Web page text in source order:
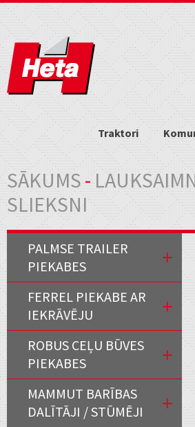
Traktori
Jūs atrodaties šeit
SĀKUMS-
SLIEKSNI
PALMSE TRAILER
PIEKABES
FERREL PIEKABE AR
IEKRĀVĒJU
ROBUS CEĻU BŪVES
PIEKABES
MAMMUT BARĪBAS
DALĪTĀJI / STŪMĒJI